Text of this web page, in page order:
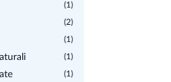
(1)
(2)
(1)
(1)
(1)